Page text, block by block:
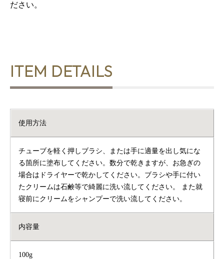
ださい。
ITEM DETAILS
使用方法
チューブを軽く押しブラシ、または手に適量を出し気にな
る箇所に塗布してください。数分で乾きますが、お急ぎの
場合はドライヤーで乾かしてください。ブラシや手に付い
たクリームは石鹸等で綺麗に洗い流してください。 また就
寝前にクリームをシャンプーで洗い流してください。
内容量
100g